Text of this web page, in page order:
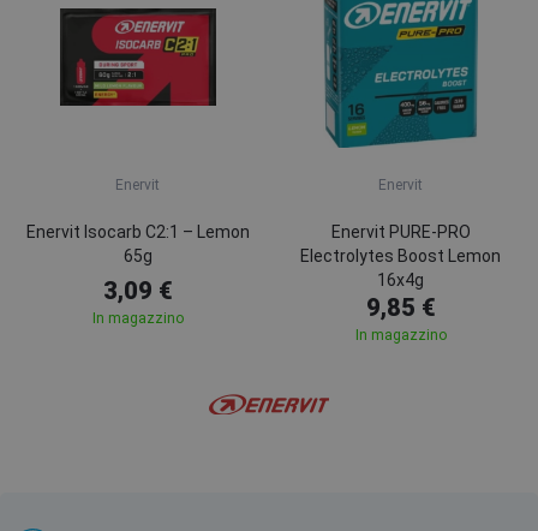
Enervit
Enervit Isocarb C2:1 – Lemon
65g
3,09 €
In magazzino
Enervit
Enervit PURE-PRO
Electrolytes Boost Lemon
16x4g
9,85 €
In magazzino